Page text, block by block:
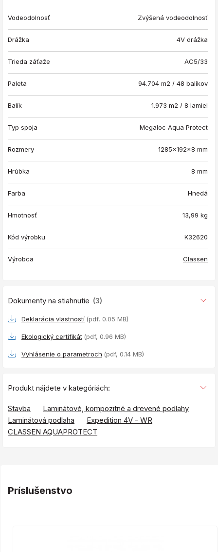
Vodeodolnosť Zvýšená vodeodolnosť
Drážka 4V drážka
Trieda záťaže AC5/33
Paleta 94.704 m2 / 48 balíkov
Balík 1.973 m2 / 8 lamiel
Typ spoja Megaloc Aqua Protect
Rozmery 1285x192x8 mm
Hrúbka 8 mm
Farba Hnedá
Hmotnosť 13,99 kg
Kód výrobku K32620
Výrobca Classen
Dokumenty na stiahnutie (3)
Deklarácia vlastností (pdf, 0.05 MB)
Ekologický certifikát (pdf, 0.96 MB)
Vyhlásenie o parametroch (pdf, 0.14 MB)
Produkt nájdete v kategóriách:
Stavba
Laminátové, kompozitné a drevené podlahy
Laminátová podlaha
Expedition 4V - WR
CLASSEN AQUAPROTECT
Príslušenstvo